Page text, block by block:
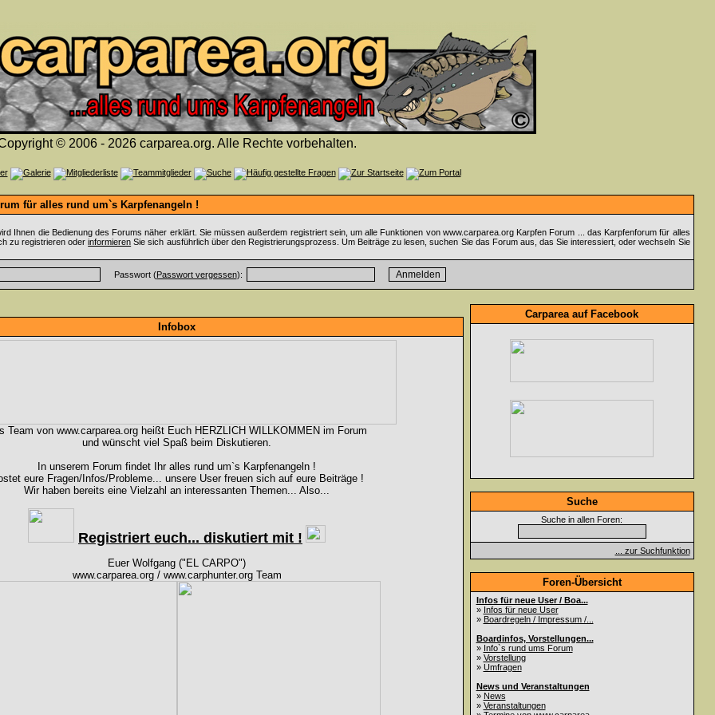
© 2006 - 2026 carparea.org. Alle Rechte vorbehalten.
für alles rund um`s Karpfenangeln !
Ihnen die Bedienung des Forums näher erklärt. Sie müssen außerdem registriert sein, um alle Funktionen von www.carparea.org Karpfen Forum ... das Karpfenforum für alles
zu registrieren oderinformieren Sie sich ausführlich über den Registrierungsprozess. Um Beiträge zu lesen, suchen Sie das Forum aus, das Sie interessiert, oder wechseln Sie
Passwort (Passwort vergessen):
Infobox
Team von www.carparea.org heißt Euch HERZLICH WILLKOMMEN im Forum
und wünscht viel Spaß beim Diskutieren.
In unserem Forum findet Ihr alles rund um`s Karpfenangeln !
eure Fragen/Infos/Probleme... unsere User freuen sich auf eure Beiträge !
Wir haben bereits eine Vielzahl an interessanten Themen... Also...
Registriert euch... diskutiert mit !
Euer Wolfgang ("EL CARPO")
www.carparea.org / www.carphunter.org Team
Carparea auf Facebook
Suche
Suche in allen Foren:
... zur Suchfunktion
Foren-Übersicht
Infos für neue User / Boa...
» Infos für neue User
» Boardregeln / Impressum /...
Boardinfos, Vorstellungen...
» Info`s rund ums Forum
» Vorstellung
» Umfragen
News und Veranstaltungen
» News
» Veranstaltungen